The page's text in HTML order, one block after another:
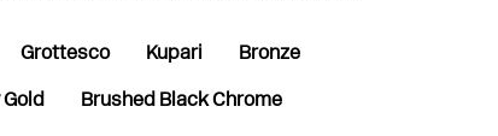
Grottesco Kupari Bronze
Brushed Black Chrome